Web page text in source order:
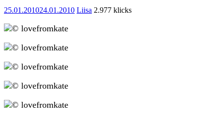
25.01.201024.01.2010 Liisa 2.977 klicks